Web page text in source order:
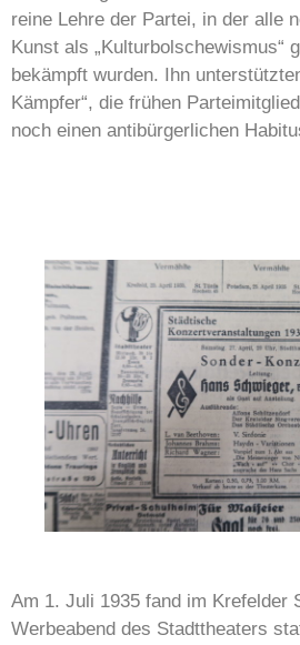
reine Lehre der Partei, in der alle
Kunst als „Kulturbolschewismus“
bekämpft wurden. Ihn
Kämpfer“, die frühen
noch einen antibürgerlichen
Am 1. Juli 1935 fand im Krefelder
Werbeabend des Stadttheaters